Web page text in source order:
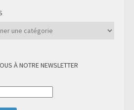
À NOTRE NEWSLETTER